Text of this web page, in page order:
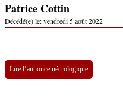
Patrice Cottin
Décédé(e) le:vendredi 5 août 2022
Lire l’annonce nécrologique